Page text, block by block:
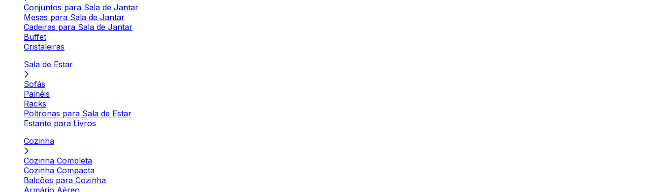
Conjuntos para Sala de Jantar
Mesas para Sala de Jantar
Cadeiras para Sala de Jantar
Buffet
Cristaleiras
Sala de Estar
Sofás
Painéis
Racks
Poltronas para Sala de Estar
Estante para Livros
Cozinha
Cozinha Completa
Cozinha Compacta
Balcões para Cozinha
Armário Aéreo